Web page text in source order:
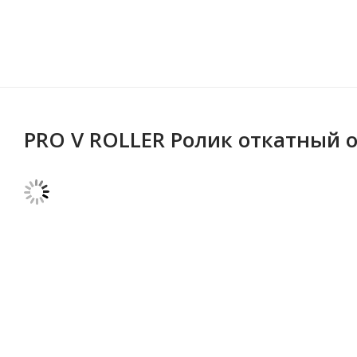
PRO V ROLLER Ролик откатный